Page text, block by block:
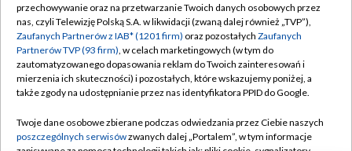
Abonament TVP
Emisja w TVP
Centrum informacji TVP
Naziemna Telewizja Cyfrowa
Rada Programowa
Regulamin TVP
Polityka prywatności
Moje zgody
Pomoc
Kontakt
przechowywanie oraz na przetwarzanie Twoich danych osobowych przez
nas, czyli Telewizję Polską S.A. w likwidacji (zwaną dalej również „TVP”),
Zaufanych Partnerów z IAB* (1201 firm) oraz pozostałych Zaufanych
Partnerów TVP (93 firm), w celach marketingowych (w tym do
zautomatyzowanego dopasowania reklam do Twoich zainteresowań i
mierzenia ich skuteczności) i pozostałych, które wskazujemy poniżej, a
także zgody na udostępnianie przez nas identyfikatora PPID do Google.
Twoje dane osobowe zbierane podczas odwiedzania przez Ciebie naszych
poszczególnych serwisówzwanych dalej „Portalem”, w tym informacje